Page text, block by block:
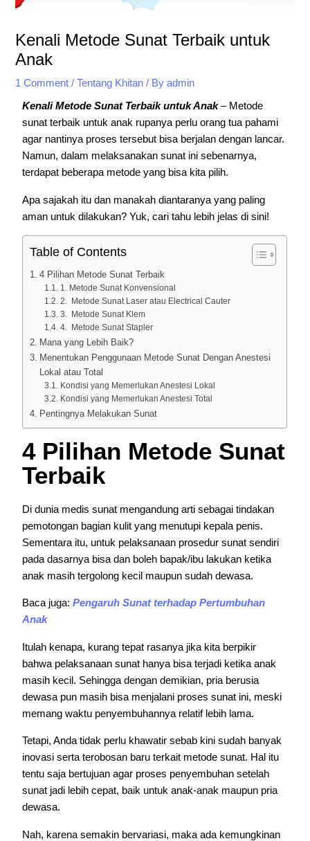
Kenali Metode Sunat Terbaik untuk
Anak
1 Comment /Tentang Khitan / Byadmin
Kenali Metode Sunat Terbaik untuk Anak– Metode
sunat terbaik untuk anak rupanya perlu orang tua pahami
agar nantinya proses tersebut bisa berjalan dengan lancar.
Namun, dalam melaksanakan sunat ini sebenarnya,
terdapat beberapa metode yang bisa kita pilih.
Apa sajakah itu dan manakah diantaranya yang paling
aman untuk dilakukan? Yuk, cari tahu lebih jelas di sini!
Table of Contents
4 Pilihan Metode Sunat Terbaik
1. Metode Sunat Konvensional
2. Metode Sunat Laser atau Electrical Cauter
3. Metode Sunat Klem
4. Metode Sunat Stapler
Mana yang Lebih Baik?
Menentukan Penggunaan Metode Sunat Dengan Anestesi
Lokal atau Total
Kondisi yang Memerlukan Anestesi Lokal
Kondisi yang Memerlukan Anestesi Total
Pentingnya Melakukan Sunat
4 Pilihan Metode Sunat
Terbaik
Di dunia medis sunat mengandung arti sebagai tindakan
pemotongan bagian kulit yang menutupi kepala penis.
Sementara itu, untuk pelaksanaan prosedur sunat sendiri
pada dasarnya bisa dan boleh bapak/ibu lakukan ketika
anak masih tergolong kecil maupun sudah dewasa.
Baca juga:Pengaruh Sunat terhadap Pertumbuhan
Anak
Itulah kenapa, kurang tepat rasanya jika kita berpikir
bahwa pelaksanaan sunat hanya bisa terjadi ketika anak
masih kecil. Sehingga dengan demikian, pria berusia
dewasa pun masih bisa menjalani proses sunat ini, meski
memang waktu penyembuhannya relatif lebih lama.
Tetapi, Anda tidak perlu khawatir sebab kini sudah banyak
inovasi serta terobosan baru terkait metode sunat. Hal itu
tentu saja bertujuan agar proses penyembuhan setelah
sunat jadi lebih cepat, baik untuk anak-anak maupun pria
dewasa.
Nah, karena semakin bervariasi, maka ada kemungkinan